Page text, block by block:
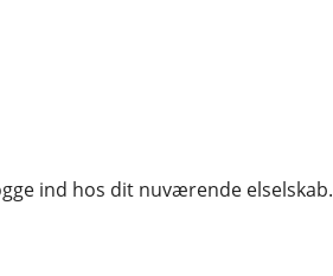
ind hos dit nuværende elselskab.